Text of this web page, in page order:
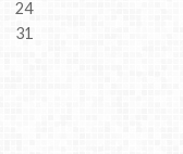
24
31